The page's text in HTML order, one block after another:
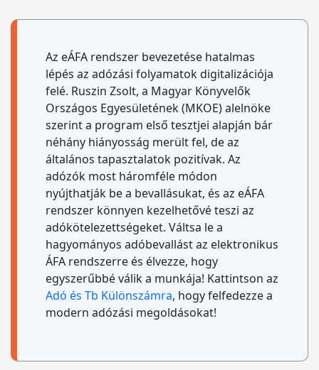
Az eÁFA rendszer bevezetése hatalmas
lépés az adózási folyamatok digitalizációja
felé. Ruszin Zsolt, a Magyar Könyvelők
Országos Egyesületének (MKOE) alelnöke
szerint a program első tesztjei alapján bár
néhány hiányosság merült fel, de az
általános tapasztalatok pozitívak. Az
adózók most háromféle módon
nyújthatják be a bevallásukat, és az eÁFA
rendszer könnyen kezelhetővé teszi az
adókötelezettségeket. Váltsa le a
hagyományos adóbevallást az elektronikus
ÁFA rendszerre és élvezze, hogy
egyszerűbbé válik a munkája! Kattintson az
Adó és Tb Különszámra, hogy felfedezze a
modern adózási megoldásokat!